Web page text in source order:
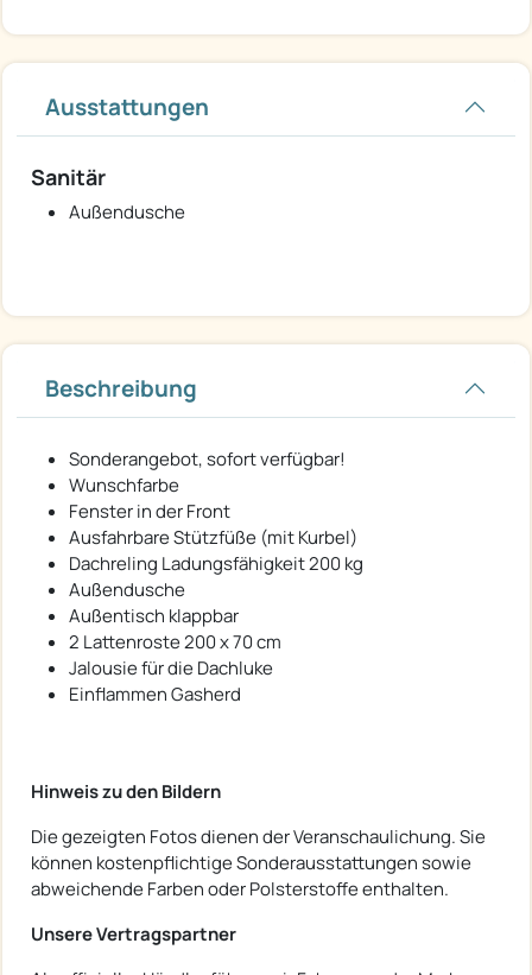
Ausstattungen
Sanitär
Außendusche
Beschreibung
Sonderangebot, sofort verfügbar!
Wunschfarbe
Fenster in der Front
Ausfahrbare Stützfüße (mit Kurbel)
Dachreling Ladungsfähigkeit 200 kg
Außendusche
Außentisch klappbar
2 Lattenroste 200 x 70 cm
Jalousie für die Dachluke
Einflammen Gasherd
Hinweis zu den Bildern
Die gezeigten Fotos dienen der Veranschaulichung. Sie
können kostenpflichtige Sonderausstattungen sowie
abweichende Farben oder Polsterstoffe enthalten.
Unsere Vertragspartner